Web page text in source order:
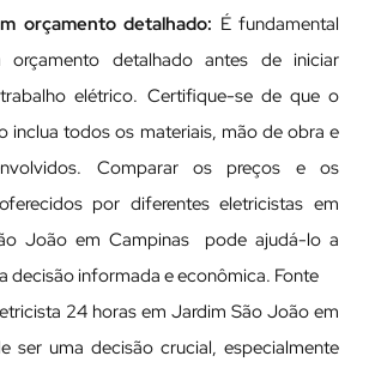
orçamento detalhado: É fundamental
orçamento detalhado antes de iniciar
elétrico. Certifique-se de que o
inclua todos os materiais, mão de obra e
Comparar os preços e os
por diferentes eletricistas em
João em Campinas pode ajudá-lo a
decisão informada e econômica. Fonte
24 horas em Jardim São João em
ser uma decisão crucial, especialmente